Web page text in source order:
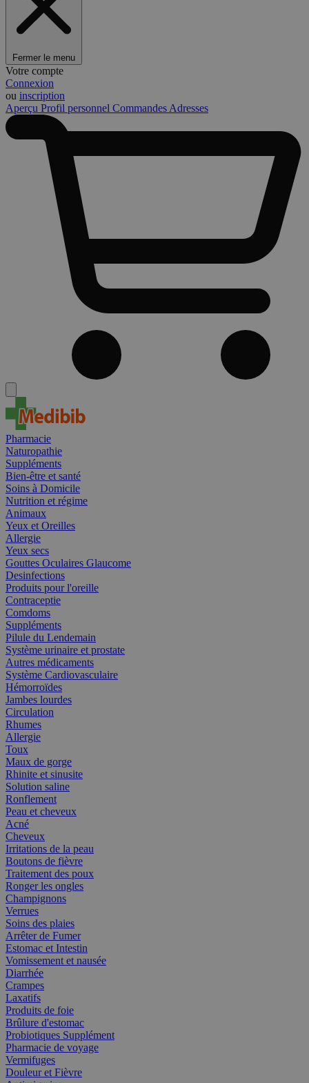
Fermer le menu
Votre compte
Connexion
ou inscription
Aperçu Profil personnel Commandes Adresses
Pharmacie
Naturopathie
Suppléments
Bien-être et santé
Soins à Domicile
Nutrition et régime
Animaux
Yeux et Oreilles
Allergie
Yeux secs
Gouttes Oculaires Glaucome
Desinfections
Produits pour l'oreille
Contraceptie
Comdoms
Suppléments
Pilule du Lendemain
Système urinaire et prostate
Autres médicaments
Système Cardiovasculaire
Hémorroïdes
Jambes lourdes
Circulation
Rhumes
Allergie
Toux
Maux de gorge
Rhinite et sinusite
Solution saline
Ronflement
Peau et cheveux
Acné
Cheveux
Irritations de la peau
Boutons de fièvre
Traitement des poux
Ronger les ongles
Champignons
Verrues
Soins des plaies
Arrêter de Fumer
Estomac et Intestin
Vomissement et nausée
Diarrhée
Crampes
Laxatifs
Produits de foie
Brûlure d'estomac
Probiotiques Supplément
Pharmacie de voyage
Vermifuges
Douleur et Fièvre